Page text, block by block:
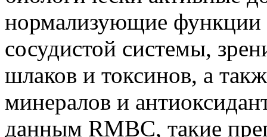
нормализующие функции
сосудистой системы,
шлаков и токсинов, а
минералов и
данным RMBC, такие